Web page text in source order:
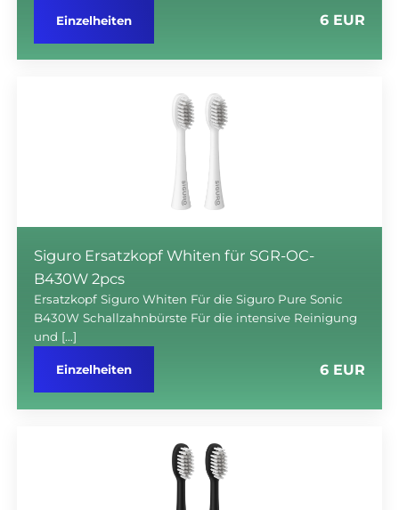
Einzelheiten 6 EUR
Siguro Ersatzkopf Whiten für SGR-OC-
B430W 2pcs
Ersatzkopf Siguro Whiten Für die Siguro Pure Sonic
B430W Schallzahnbürste Für die intensive Reinigung
und […]
Einzelheiten 6 EUR